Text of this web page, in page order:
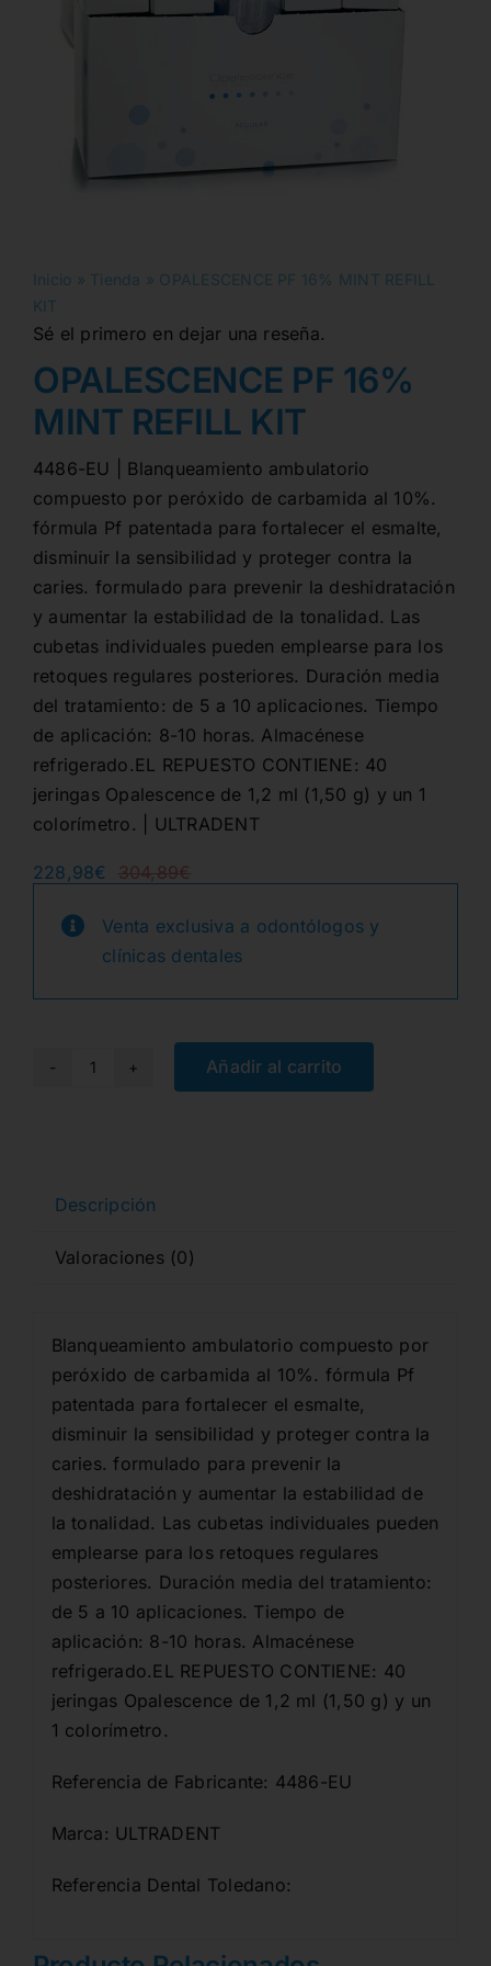
Inicio » Tienda » OPALESCENCE PF 16% MINT REFILL
KIT
Sé el primero en dejar una reseña.
OPALESCENCE PF 16%
MINT REFILL KIT
4486-EU | Blanqueamiento ambulatorio
compuesto por peróxido de carbamida al 10%.
fórmula Pf patentada para fortalecer el esmalte,
disminuir la sensibilidad y proteger contra la
caries. formulado para prevenir la deshidratación
y aumentar la estabilidad de la tonalidad. Las
cubetas individuales pueden emplearse para los
retoques regulares posteriores. Duración media
del tratamiento: de 5 a 10 aplicaciones. Tiempo
de aplicación: 8-10 horas. Almacénese
refrigerado.EL REPUESTO CONTIENE: 40
jeringas Opalescence de 1,2 ml (1,50 g) y un 1
colorímetro. | ULTRADENT
304,89€El
original
era:
304,89€.
228,98€
El
actual
es:
228,98€.
Venta exclusiva a odontólogos y
clínicas dentales
OPALESCENCE
REFILL
cantidad
Añadir al carrito
Descripción
Valoraciones (0)
Blanqueamiento ambulatorio compuesto por
peróxido de carbamida al 10%. fórmula Pf
patentada para fortalecer el esmalte,
disminuir la sensibilidad y proteger contra la
caries. formulado para prevenir la
deshidratación y aumentar la estabilidad de
la tonalidad. Las cubetas individuales pueden
emplearse para los retoques regulares
posteriores. Duración media del tratamiento:
de 5 a 10 aplicaciones. Tiempo de
aplicación: 8-10 horas. Almacénese
refrigerado.EL REPUESTO CONTIENE: 40
jeringas Opalescence de 1,2 ml (1,50 g) y un
1 colorímetro.
Referencia de Fabricante: 4486-EU
Marca: ULTRADENT
Referencia Dental Toledano: